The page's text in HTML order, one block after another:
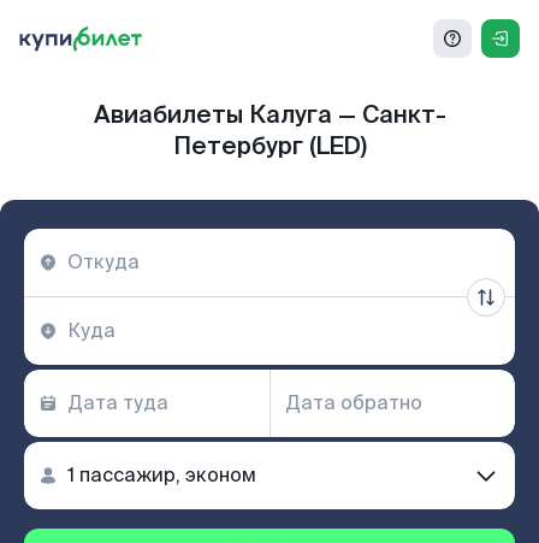
Авиабилеты Калуга — Санкт-
Петербург (LED)